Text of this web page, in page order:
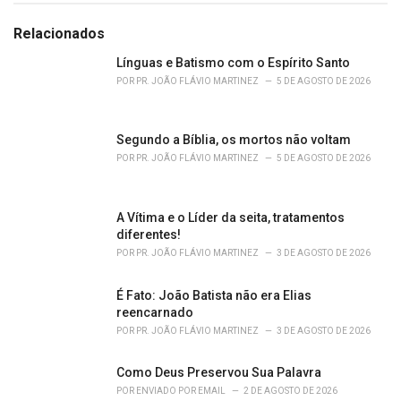
e
Relacionados
Línguas e Batismo com o Espírito Santo
POR PR. JOÃO FLÁVIO MARTINEZ 5 DE AGOSTO DE 2026
Segundo a Bíblia, os mortos não voltam
POR PR. JOÃO FLÁVIO MARTINEZ 5 DE AGOSTO DE 2026
A Vítima e o Líder da seita, tratamentos
diferentes!
POR PR. JOÃO FLÁVIO MARTINEZ 3 DE AGOSTO DE 2026
É Fato: João Batista não era Elias
reencarnado
POR PR. JOÃO FLÁVIO MARTINEZ 3 DE AGOSTO DE 2026
Como Deus Preservou Sua Palavra
POR ENVIADO POR EMAIL 2 DE AGOSTO DE 2026